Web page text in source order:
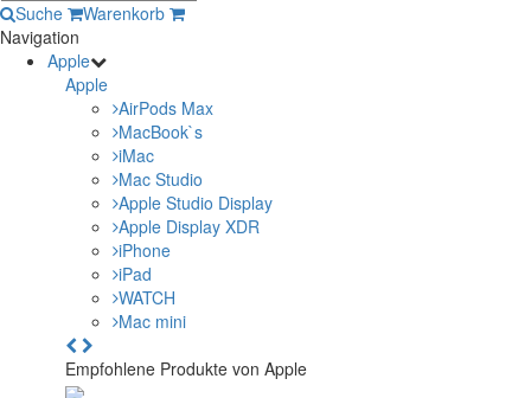
Suche
Warenkorb
Navigation
Apple
Apple
AirPods Max
MacBook`s
iMac
Mac Studio
Apple Studio Display
Apple Display XDR
iPhone
iPad
WATCH
Mac mini
Empfohlene Produkte von Apple